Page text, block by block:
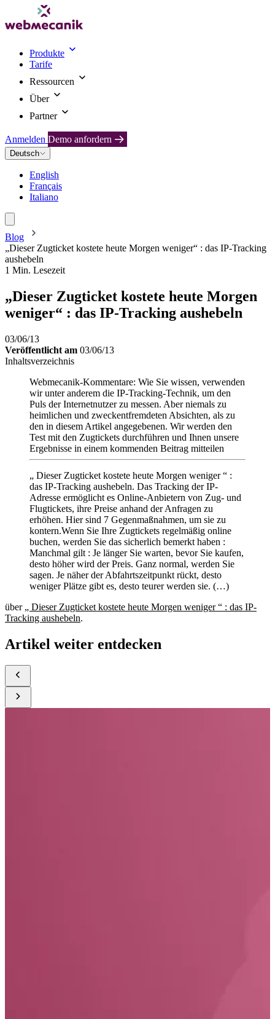
Produkte
Tarife
Ressourcen
Über
Partner
Anmelden Demo anfordern
Deutsch
English
Français
Italiano
Blog
„Dieser Zugticket kostete heute Morgen weniger“ : das IP-Tracking
aushebeln
1 Min. Lesezeit
„Dieser Zugticket kostete heute Morgen
weniger“ : das IP-Tracking aushebeln
03/06/13
Veröffentlicht am 03/06/13
Inhaltsverzeichnis
Webmecanik-Kommentare: Wie Sie wissen, verwenden
wir unter anderem die IP-Tracking-Technik, um den
Puls der Internetnutzer zu messen. Aber niemals zu
heimlichen und zweckentfremdeten Absichten, als zu
den in diesem Artikel angegebenen. Wir werden den
Test mit den Zugtickets durchführen und Ihnen unsere
Ergebnisse in einem kommenden Beitrag mitteilen
„ Dieser Zugticket kostete heute Morgen weniger “ :
das IP-Tracking aushebeln. Das Tracking der IP-
Adresse ermöglicht es Online-Anbietern von Zug- und
Flugtickets, ihre Preise anhand der Anfragen zu
erhöhen. Hier sind 7 Gegenmaßnahmen, um sie zu
kontern.Wenn Sie Ihre Zugtickets regelmäßig online
buchen, werden Sie das sicherlich bemerkt haben :
Manchmal gilt : Je länger Sie warten, bevor Sie kaufen,
desto höher wird der Preis. Ganz normal, werden Sie
sagen. Je näher der Abfahrtszeitpunkt rückt, desto
weniger Plätze gibt es, desto teurer werden sie. (…)
über „ Dieser Zugticket kostete heute Morgen weniger “ : das IP-
Tracking aushebeln.
Artikel weiter entdecken